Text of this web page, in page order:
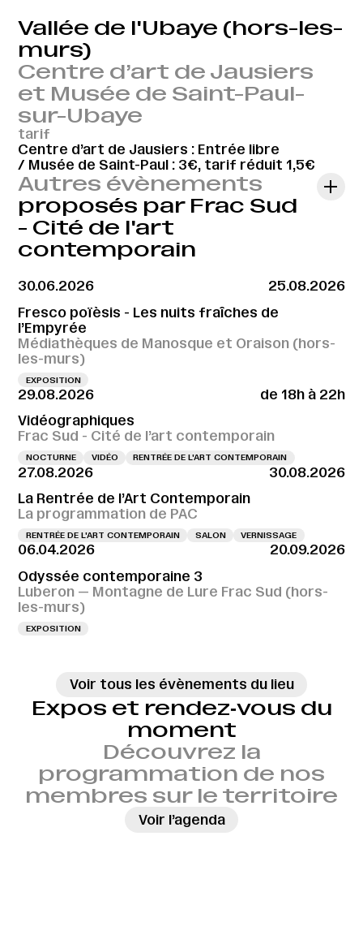
Vallée de l'Ubaye (hors-les-
murs)
Centre d’art de Jausiers
et Musée de Saint-Paul-
sur-Ubaye
tarif
Centre d’art de Jausiers : Entrée libre
/ Musée de Saint-Paul : 3€, tarif réduit 1,5€
Autres évènements
proposés par Frac Sud
- Cité de l'art
contemporain
30.06.2026
25.08.2026
Fresco poïèsis - Les nuits fraîches de
l’Empyrée
Médiathèques de Manosque et Oraison (hors-
les-murs)
EXPOSITION
29.08.2026
de 18h à 22h
Vidéographiques
Frac Sud - Cité de l’art contemporain
NOCTURNE VIDÉO RENTRÉE DE L'ART CONTEMPORAIN
27.08.2026
30.08.2026
La Rentrée de l’Art Contemporain
La programmation de PAC
RENTRÉE DE L'ART CONTEMPORAIN SALON VERNISSAGE
06.04.2026
20.09.2026
Odyssée contemporaine 3
Luberon — Montagne de Lure Frac Sud (hors-
les-murs)
EXPOSITION
Voir tous les évènements du lieu
Expos et rendez‑vous du
moment
Découvrez la
programmation de nos
membres sur le territoire
Voir l’agenda